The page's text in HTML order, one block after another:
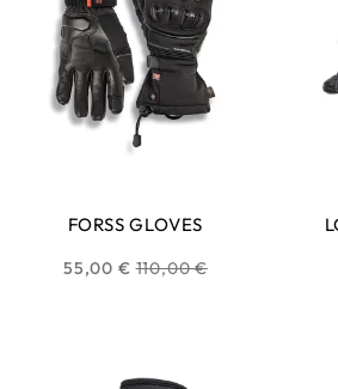
FORSS GLOVES
55,00 € Prix
110,00 €